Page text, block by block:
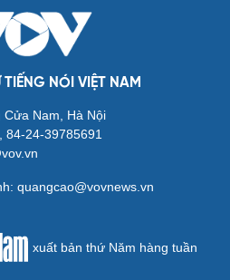
NÓI VIỆT NAM
Nam, Hà Nội
24-39785691
quangcao@vovnews.vn
xuất bản thứ Năm hàng tuần